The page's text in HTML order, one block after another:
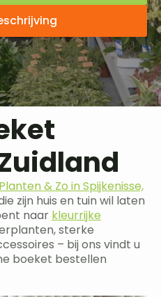
& Zo in Spijkenisse,
zijn huis en tuin wil laten
naar kleurrijke
sterke
– bij ons vindt u
boeket bestellen